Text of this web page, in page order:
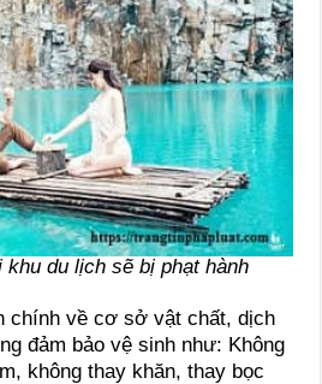
du lịch sẽ bị phạt hành
chính về cơ sở vật chất, dịch
đảm bảo vệ sinh như: Không
không thay khăn, thay bọc